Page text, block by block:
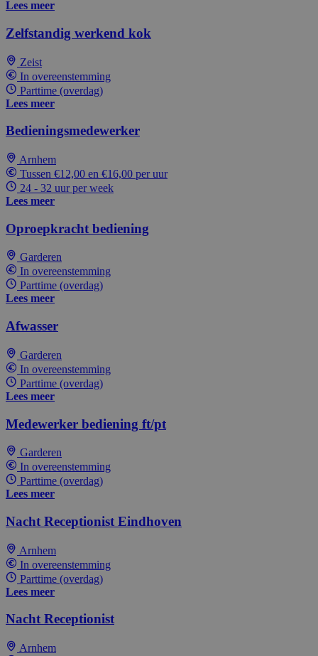
Lees meer
Zelfstandig werkend kok
Zeist
In overeenstemming
Parttime (overdag)
Lees meer
Bedieningsmedewerker
Arnhem
Tussen €12,00 en €16,00 per uur
24 - 32 uur per week
Lees meer
Oproepkracht bediening
Garderen
In overeenstemming
Parttime (overdag)
Lees meer
Afwasser
Garderen
In overeenstemming
Parttime (overdag)
Lees meer
Medewerker bediening ft/pt
Garderen
In overeenstemming
Parttime (overdag)
Lees meer
Nacht Receptionist Eindhoven
Arnhem
In overeenstemming
Parttime (overdag)
Lees meer
Nacht Receptionist
Arnhem